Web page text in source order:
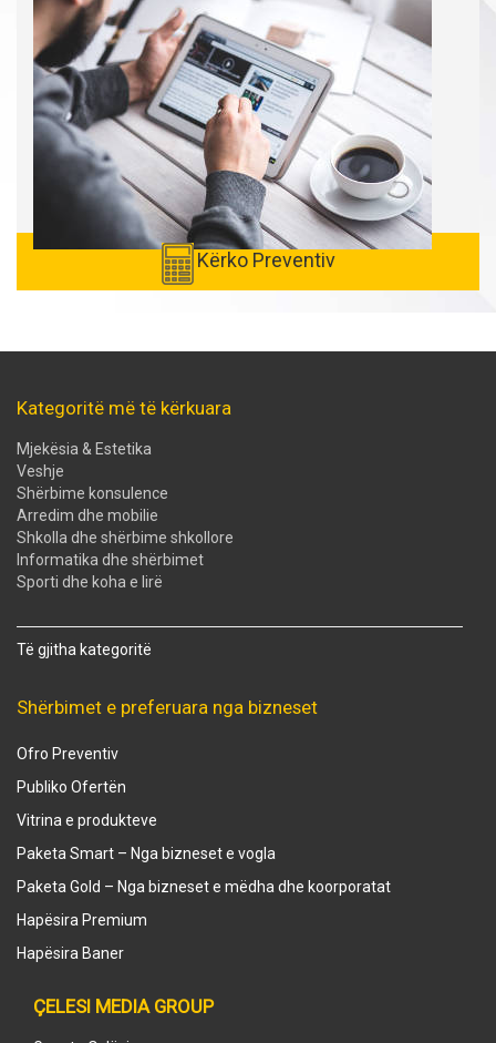
Kërko Preventiv
Kategoritë më të kërkuara
Mjekësia & Estetika
Veshje
Shërbime konsulence
Arredim dhe mobilie
Shkolla dhe shërbime shkollore
Informatika dhe shërbimet
Sporti dhe koha e lirë
Të gjitha kategoritë
Shërbimet e preferuara nga bizneset
Ofro Preventiv
Publiko Ofertën
Vitrina e produkteve
Paketa Smart – Nga bizneset e vogla
Paketa Gold – Nga bizneset e mëdha dhe koorporatat
Hapësira Premium
Hapësira Baner
ÇELESI MEDIA GROUP